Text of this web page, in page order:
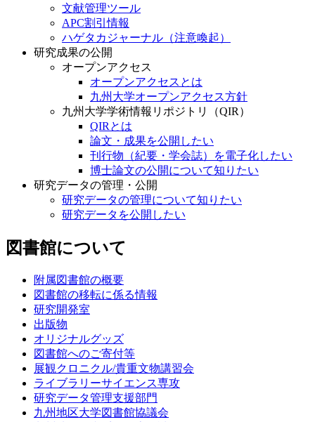
文献管理ツール
APC割引情報
ハゲタカジャーナル（注意喚起）
研究成果の公開
オープンアクセス
オープンアクセスとは
九州大学オープンアクセス方針
九州大学学術情報リポジトリ（QIR）
QIRとは
論文・成果を公開したい
刊行物（紀要・学会誌）を電子化したい
博士論文の公開について知りたい
研究データの管理・公開
研究データの管理について知りたい
研究データを公開したい
図書館について
附属図書館の概要
図書館の移転に係る情報
研究開発室
出版物
オリジナルグッズ
図書館へのご寄付等
展観クロニクル/貴重文物講習会
ライブラリーサイエンス専攻
研究データ管理支援部門
九州地区大学図書館協議会